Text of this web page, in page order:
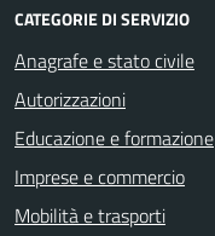
CATEGORIE DI SERVIZIO
Anagrafe e stato civile
Autorizzazioni
Educazione e formazione
Imprese e commercio
Mobilità e trasporti